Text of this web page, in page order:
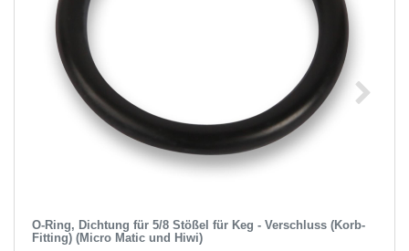
O-Ring, Dichtung für 5/8 Stößel für Keg - Verschluss (Korb-
Fitting) (Micro Matic und Hiwi)